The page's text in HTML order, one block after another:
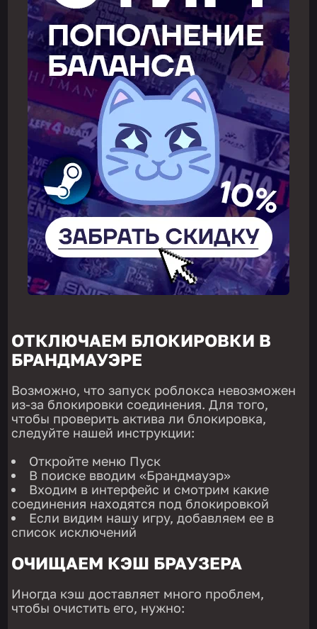
ОТКЛЮЧАЕМ БЛОКИРОВКИ В
БРАНДМАУЭРЕ
Возможно, что запуск роблокса невозможен
из-за блокировки соединения. Для того,
чтобы проверить актива ли блокировка,
следуйте нашей инструкции:
Откройте меню Пуск
В поиске вводим «Брандмауэр»
Входим в интерфейс и смотрим какие
соединения находятся под блокировкой
Если видим нашу игру, добавляем ее в
список исключений
ОЧИЩАЕМ КЭШ БРАУЗЕРА
Иногда кэш доставляет много проблем,
чтобы очистить его, нужно: